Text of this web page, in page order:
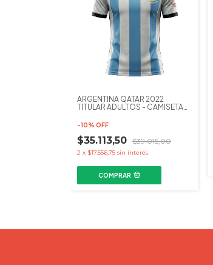
ARGENTINA QATAR 2022
TITULAR ADULTOS - CAMISETA
-10% OFF
$35.113,50 $39.015,00
2 x $17.556,75 sin interés
COMPRAR